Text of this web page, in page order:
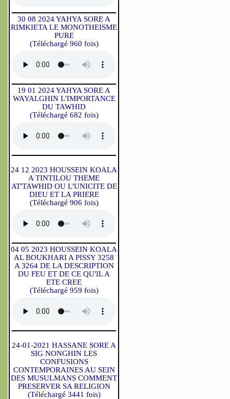
30 08 2024 YAHYA SORE A
RIMKIETA LE MONOTHEISME
PURE
(Téléchargé 960 fois)
19 01 2024 YAHYA SORE A
WAYALGHIN L'IMPORTANCE
DU TAWHID
(Téléchargé 682 fois)
24 12 2023 HOUSSEIN KOALA
A TINTILOU THEME
AT'TAWHID OU L'UNICITE DE
DIEU ET LA PRIERE
(Téléchargé 906 fois)
04 05 2023 HOUSSEIN KOALA
AL BOUKHARI A PISSY 3258
A 3264 DE LA DESCRIPTION
DU FEU ET DE CE QU'IL A
ETE CREE
(Téléchargé 959 fois)
24-01-2021 HASSANE SORE A
SIG NONGHIN LES
CONFUSIONS
CONTEMPORAINES AU SEIN
DES MUSULMANS COMMENT
PRESERVER SA RELIGION
(Téléchargé 3441 fois)